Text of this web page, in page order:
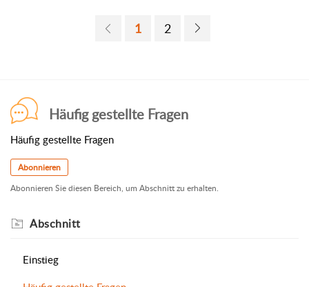
1 2
Häufig gestellte Fragen
Häufig gestellte Fragen
Abonnieren
Abonnieren Sie diesen Bereich, um Abschnitt zu erhalten.
Abschnitt
Einstieg